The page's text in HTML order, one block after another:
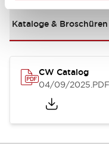
Kataloge & Broschüren
CW Catalog
04/09/2025.PDF